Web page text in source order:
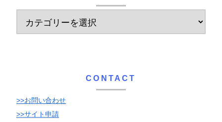
CONTACT
>>お問い合わせ
>>サイト申請